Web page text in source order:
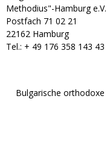
Methodius"-Hamburg e.V.
Postfach 71 02 21
22162 Hamburg
Tel.: + ‭49 176 358 143 43‬
Bulgarische orthodoxe